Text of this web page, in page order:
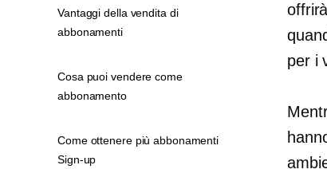
per i
Vantaggi della vendita di
abbonamenti
Cosa puoi vendere come
abbonamento
Come ottenere più abbonamenti
Sign-up